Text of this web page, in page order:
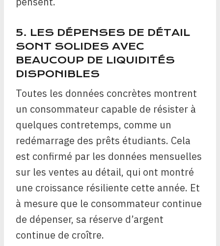
5. LES DÉPENSES DE DÉTAIL
SONT SOLIDES AVEC
BEAUCOUP DE LIQUIDITÉS
DISPONIBLES
Toutes les données concrètes montrent
un consommateur capable de résister à
quelques contretemps, comme un
redémarrage des prêts étudiants. Cela
est confirmé par les données mensuelles
sur les ventes au détail, qui ont montré
une croissance résiliente cette année. Et
à mesure que le consommateur continue
de dépenser, sa réserve d’argent
continue de croître.